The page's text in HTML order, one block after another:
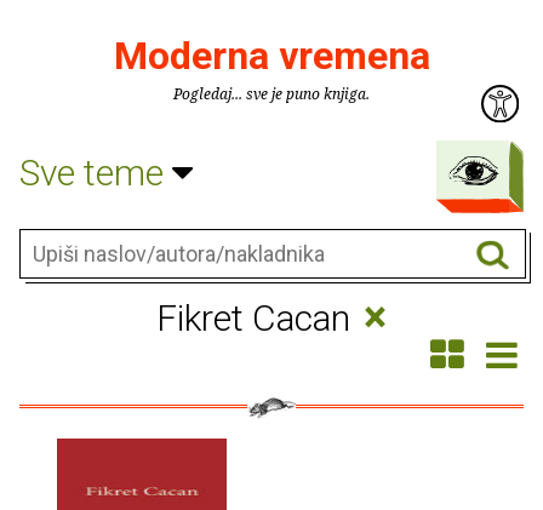
Moderna vremena
Pogledaj... sve je puno knjiga.
Sve teme
Fikret Cacan ×